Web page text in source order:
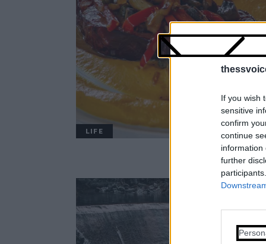
If you wish
sensitive
confirm
continue
information
further
LIFE